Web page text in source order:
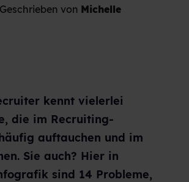
Geschrieben von Michelle
kennt vielerlei
die im Recruiting-
auftauchen und im
Sie auch? Hier in
sind 14 Probleme,